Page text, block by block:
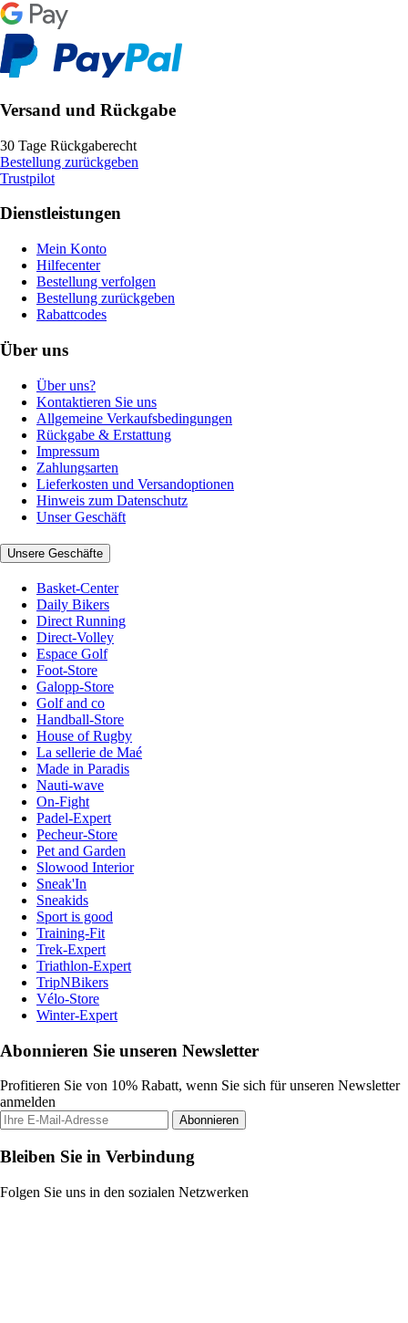
Versand und Rückgabe
30 Tage Rückgaberecht
Bestellung zurückgeben
Trustpilot
Dienstleistungen
Mein Konto
Hilfecenter
Bestellung verfolgen
Bestellung zurückgeben
Rabattcodes
Über uns
Über uns?
Kontaktieren Sie uns
Allgemeine Verkaufsbedingungen
Rückgabe & Erstattung
Impressum
Zahlungsarten
Lieferkosten und Versandoptionen
Hinweis zum Datenschutz
Unser Geschäft
Unsere Geschäfte
Basket-Center
Daily Bikers
Direct Running
Direct-Volley
Espace Golf
Foot-Store
Galopp-Store
Golf and co
Handball-Store
House of Rugby
La sellerie de Maé
Made in Paradis
Nauti-wave
On-Fight
Padel-Expert
Pecheur-Store
Pet and Garden
Slowood Interior
Sneak'In
Sneakids
Sport is good
Training-Fit
Trek-Expert
Triathlon-Expert
TripNBikers
Vélo-Store
Winter-Expert
Abonnieren Sie unseren Newsletter
Profitieren Sie von 10% Rabatt, wenn Sie sich für unseren Newsletter
anmelden
Abonnieren
Bleiben Sie in Verbindung
Folgen Sie uns in den sozialen Netzwerken